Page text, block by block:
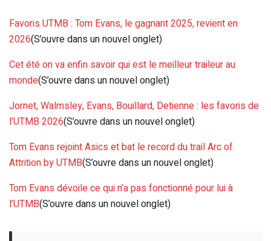
Favoris UTMB : Tom Evans, le gagnant 2025, revient en
2026(S’ouvre dans un nouvel onglet)
Cet été on va enfin savoir qui est le meilleur traileur au
monde(S’ouvre dans un nouvel onglet)
Jornet, Walmsley, Evans, Bouillard, Detienne : les favoris de
l’UTMB 2026(S’ouvre dans un nouvel onglet)
Tom Evans rejoint Asics et bat le record du trail Arc of
Attrition by UTMB(S’ouvre dans un nouvel onglet)
Tom Evans dévoile ce qui n’a pas fonctionné pour lui à
l’UTMB(S’ouvre dans un nouvel onglet)